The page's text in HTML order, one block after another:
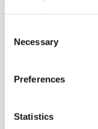
Selection
Necessary
Preferences
Statistics
Zobacz
98 ton stali z